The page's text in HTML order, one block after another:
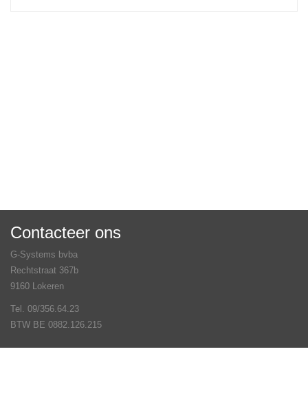
Contacteer ons
G-Systems bvba
Rechtstraat 367b
9160 Lokeren
Tel. 09/356.64.23
BTW BE 0882.126.215